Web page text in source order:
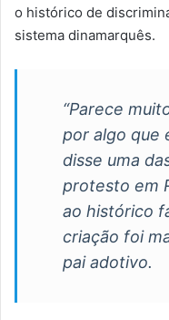
o histórico de
sistema dinamarquês.
“Parece
por algo que
disse uma
protesto em
ao histórico
criação foi
pai adotivo.